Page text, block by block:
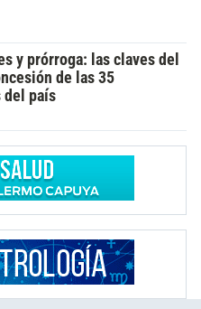
y prórroga: las claves del
de las 35
del país